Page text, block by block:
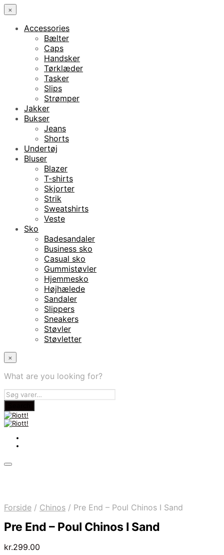
×
Accessories
Bælter
Caps
Handsker
Tørklæder
Tasker
Slips
Strømper
Jakker
Bukser
Jeans
Shorts
Undertøj
Bluser
Blazer
T-shirts
Skjorter
Strik
Sweatshirts
Veste
Sko
Badesandaler
Business sko
Casual sko
Gummistøvler
Hjemmesko
Højhælede
Sandaler
Slippers
Sneakers
Støvler
Støvletter
×
What are you looking for?
Forside / Chinos / Pre End – Poul Chinos I Sand
Pre End – Poul Chinos I Sand
kr.299.00